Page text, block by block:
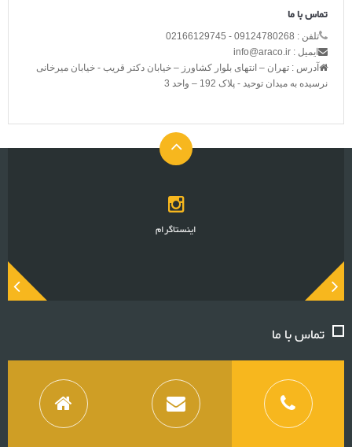
تماس با ما
تلفن : 09124780268 - 02166129745
ایمیل : info@araco.ir
آدرس : تهران – انتهای بلوار کشاورز – خیابان دکتر قریب - خیابان میرخانی
نرسیده به میدان توحید - پلاک 192 – واحد 3
اینستاگرام
تماس با ما